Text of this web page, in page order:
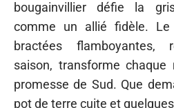
bougainvillier défie la
comme un allié fidèle.
bractées flamboyantes,
saison, transforme
promesse de Sud. Que
pot de terre cuite et